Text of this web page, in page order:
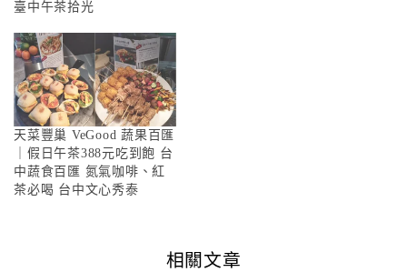
臺中午茶拾光
天菜豐巢 VeGood 蔬果百匯
｜假日午茶388元吃到飽 台
中蔬食百匯 氮氣咖啡、紅
茶必喝 台中文心秀泰
相關文章